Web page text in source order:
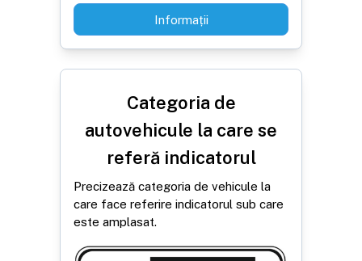
Informații
Categoria de
autovehicule la care se
referă indicatorul
Precizează categoria de vehicule la
care face referire indicatorul sub care
este amplasat.